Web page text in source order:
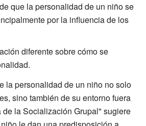
que la personalidad de un niño se
por la influencia de los
diferente sobre cómo se
la personalidad de un niño no solo
sino también de su entorno fuera
de la Socialización Grupal" sugiere